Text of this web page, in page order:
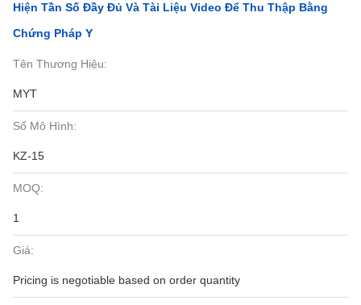
Hiện Tần Số Đầy Đủ Và Tài Liệu Video Để Thu Thập Bằng
Chứng Pháp Y
Tên Thương Hiệu:
MYT
Số Mô Hình:
KZ-15
MOQ:
1
Giá:
Pricing is negotiable based on order quantity